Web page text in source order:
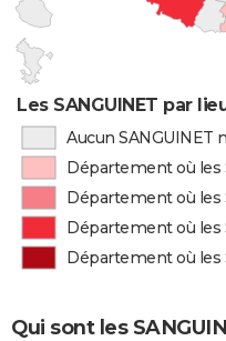
Les SANGUINET par
Aucun SANGUINET
Département où les
Département où les
Département où les
Département où les
Qui sont les